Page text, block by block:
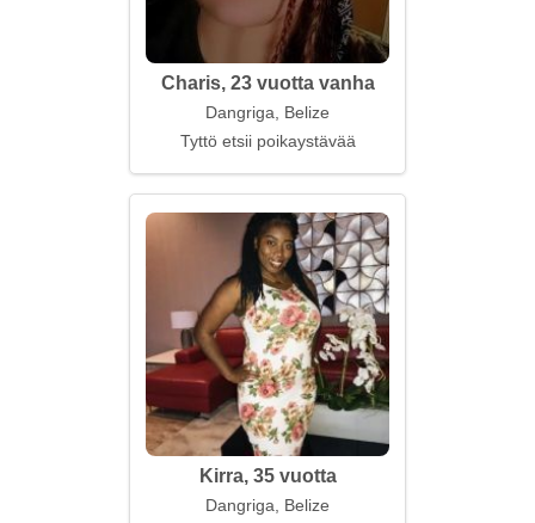
Charis, 23 vuotta vanha
Dangriga, Belize
Tyttö etsii poikaystävää
Kirra, 35 vuotta
Dangriga, Belize